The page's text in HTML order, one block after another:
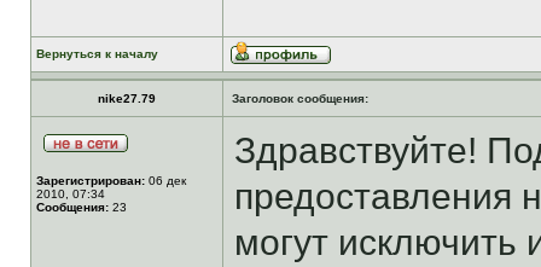
Вернуться к началу
nike27.79 Заголовок сообщения:
Зарегистрирован: 06 дек
2010, 07:34
Сообщения: 23
Здравствуйте!
предоставления
могут исключить